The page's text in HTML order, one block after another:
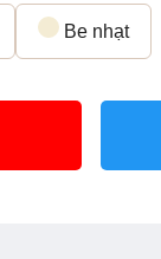
Be nhạt